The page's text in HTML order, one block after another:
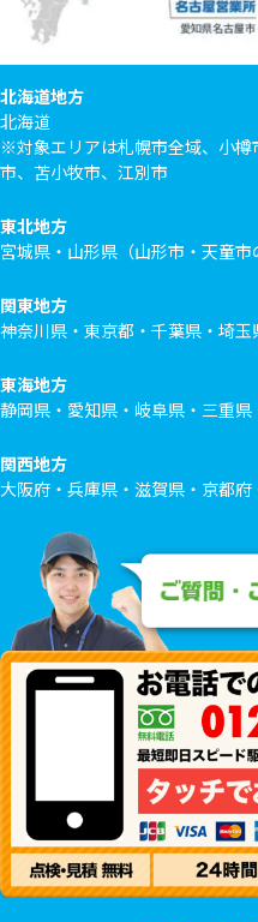
北海道地方
北海道
※対象エリアは札幌市全域、小
市、苫小牧市、江別市
東北地方
宮城県・山形県（山形市・天童市
関東地方
神奈川県・東京都・千葉県・埼
東海地方
静岡県・愛知県・岐阜県・三重
関西地方
大阪府・兵庫県・滋賀県・京都